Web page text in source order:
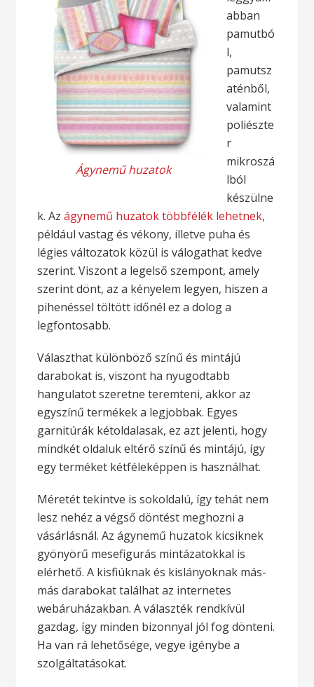
Ágynemű huzatok
abban
pamutbó
l,
pamutsz
aténből,
valamint
poliészte
r
mikroszá
lból
készülne
k. Azágynemű huzatok többfélék lehetnek,
például vastag és vékony, illetve puha és
légies változatok közül is válogathat kedve
szerint. Viszont a legelső szempont, amely
szerint dönt, az a kényelem legyen, hiszen a
pihenéssel töltött időnél ez a dolog a
legfontosabb.
Választhat különböző színű és mintájú
darabokat is, viszont ha nyugodtabb
hangulatot szeretne teremteni, akkor az
egyszínű termékek a legjobbak. Egyes
garnitúrák kétoldalasak, ez azt jelenti, hogy
mindkét oldaluk eltérő színű és mintájú, így
egy terméket kétféleképpen is használhat.
Méretét tekintve is sokoldalú, így tehát nem
lesz nehéz a végső döntést meghozni a
vásárlásnál. Az ágynemű huzatok kicsiknek
gyönyörű mesefigurás mintázatokkal is
elérhető. A kisfiúknak és kislányoknak más-
más darabokat találhat az internetes
webáruházakban. A választék rendkívül
gazdag, így minden bizonnyal jól fog dönteni.
Ha van rá lehetősége, vegye igénybe a
szolgáltatásokat.